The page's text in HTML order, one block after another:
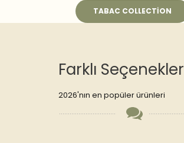
TABAC COLLECTION
Farklı Seçenekler
2026'nın en popüler ürünleri